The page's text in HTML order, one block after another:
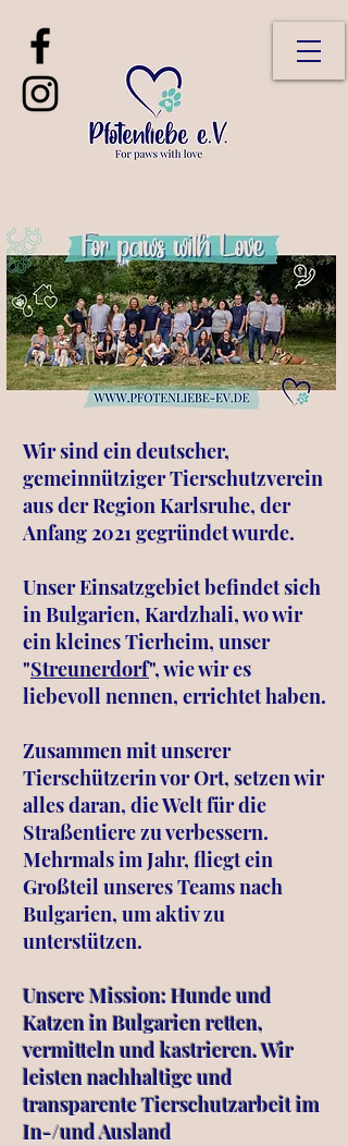
Wir sind ein deutscher,
gemeinnütziger Tierschutzverein
aus der Region Karlsruhe, der
Anfang 2021 gegründet wurde.
Unser Einsatzgebiet befindet sich
in Bulgarien, Kardzhali, wo wir
ein kleines Tierheim, unser
"Streunerdorf", wie wir es
liebevoll nennen, errichtet haben.
Zusammen mit unserer
Tierschützerin vor Ort, setzen wir
alles daran, die Welt für die
Straßentiere zu verbessern.
Mehrmals im Jahr, fliegt ein
Großteil unseres Teams nach
Bulgarien, um aktiv zu
unterstützen.
Unsere Mission: Hunde und
Katzen in Bulgarien retten,
vermitteln und kastrieren. Wir
leisten nachhaltige und
transparente Tierschutzarbeit im
In-/und Ausland